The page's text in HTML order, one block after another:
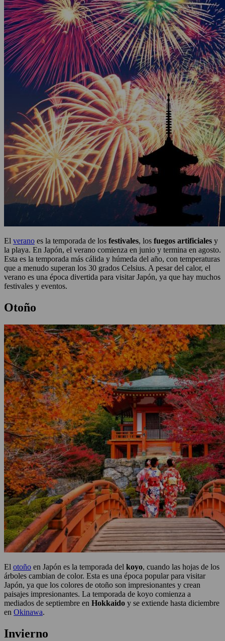
El verano es la temporada de los festivales, los fuegos artificiales y
la playa. En Japón, el verano comienza en junio y termina en agosto.
Esta es la temporada más cálida y húmeda del año, con temperaturas
que a menudo superan los 30 grados Celsius. A pesar del calor, el
verano es una época divertida para visitar Japón, ya que hay muchos
festivales y eventos.
Otoño
El otoño en Japón es la temporada del koyo, cuando las hojas de los
árboles cambian de color. Esta es una época popular para visitar
Japón, ya que los colores de otoño son impresionantes y crean
paisajes impresionantes. La temporada de koyo comienza a
mediados de septiembre en Hokkaido y se extiende hasta diciembre
en Okinawa.
Invierno